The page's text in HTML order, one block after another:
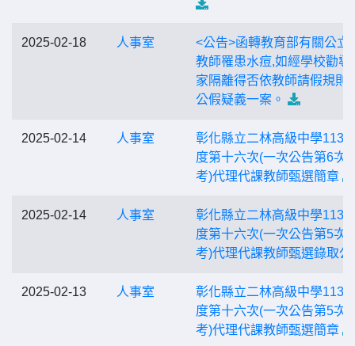
2025-02-18 人事室
<公告>函轉教育部有關公立
教師罹患水痘,如經學校勸導
家隔離得否依教師請假規則
公假疑義一案。
2025-02-14 人事室
彰化縣立二林高級中學113
度第十六次(一次公告第6次
考)代理代課教師甄選簡章
2025-02-14 人事室
彰化縣立二林高級中學113
度第十六次(一次公告第5次
考)代理代課教師甄選錄取公
2025-02-13 人事室
彰化縣立二林高級中學113
度第十六次(一次公告第5次
考)代理代課教師甄選簡章